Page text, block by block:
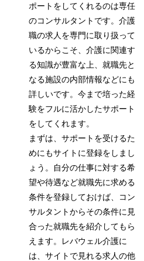
ポートをしてくれるのは専任
のコンサルタントです。介護
職の求人を専門に取り扱って
いるからこそ、介護に関連す
る知識が豊富な上、就職先と
なる施設の内部情報などにも
詳しいです。今まで培った経
験をフルに活かしたサポート
をしてくれます。
まずは、サポートを受けるた
めにもサイトに登録をしまし
ょう。自分の仕事に対する希
望や待遇など就職先に求める
条件を登録しておけば、コン
サルタントからその条件に見
合った就職先を紹介してもら
えます。レバウェル介護に
は、サイトで見れる求人の他